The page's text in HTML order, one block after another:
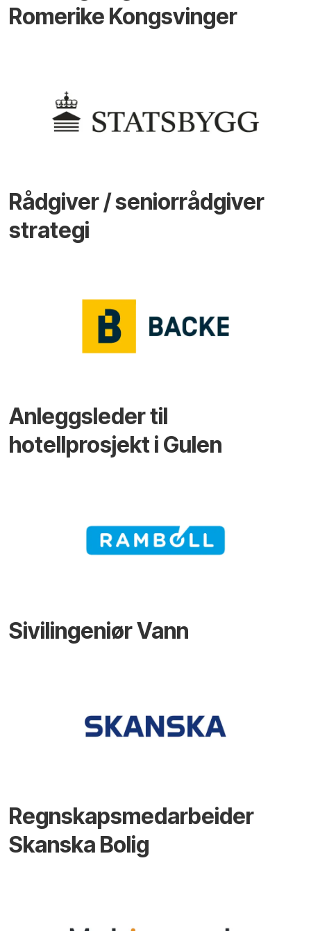
Romerike Kongsvinger
Rådgiver / seniorrådgiver
strategi
Anleggsleder til
hotellprosjekt i Gulen
Sivilingeniør Vann
Regnskapsmedarbeider
Skanska Bolig